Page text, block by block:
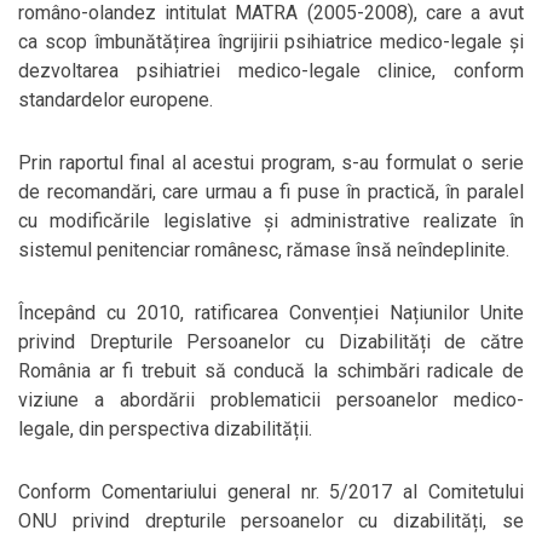
româno-olandez intitulat MATRA (2005-2008), care a avut
ca scop îmbunătățirea îngrijirii psihiatrice medico-legale și
dezvoltarea psihiatriei medico-legale clinice, conform
standardelor europene.
Prin raportul final al acestui program, s-au formulat o serie
de recomandări, care urmau a fi puse în practică, în paralel
cu modificările legislative și administrative realizate în
sistemul penitenciar românesc, rămase însă neîndeplinite.
Începând cu 2010, ratificarea Convenției Națiunilor Unite
privind Drepturile Persoanelor cu Dizabilități de către
România ar fi trebuit să conducă la schimbări radicale de
viziune a abordării problematicii persoanelor medico-
legale, din perspectiva dizabilității.
Conform Comentariului general nr. 5/2017 al Comitetului
ONU privind drepturile persoanelor cu dizabilități, se